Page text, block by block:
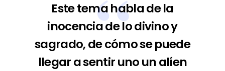
Este tema habla de la
inocencia de lo divino y
sagrado, de cómo se puede
llegar a sentir uno un alíen